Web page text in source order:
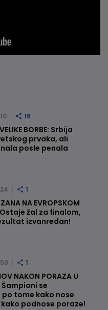
16
BORBE: Srbija
prvaka, ali
posle penala
1
NA EVROPSKOM
Ostaje žal za finalom,
izvanredan!
1
NAKON PORAZA U
Šampioni se
tome kako nose
podnose poraze!